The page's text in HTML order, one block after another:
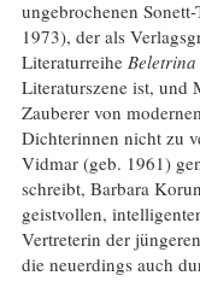
ungebrochenen
1973), der als
Literaturreihe Beletrina
Literaturszene ist,
Zauberer von
Dichterinnen nicht zu
Vidmar (geb. 1961)
schreibt, Barbara
geistvollen,
Vertreterin der
die neuerdings auch